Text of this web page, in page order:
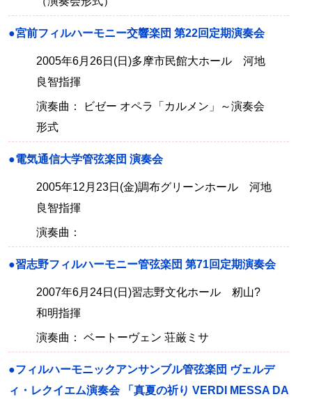
●宮前フィルハーモニー交響楽団 第22回定期演奏会
2005年6月26日(日)多摩市民館大ホール 河地
良智指揮
演奏曲： ビゼー オペラ「カルメン」～演奏会
形式
●電気通信大学管弦楽団 演奏会
2005年12月23日(金)調布グリーンホール 河地
良智指揮
演奏曲：
●習志野フィルハーモニー管弦楽団 第71回定期演奏会
2007年6月24日(日)習志野文化ホール 籾山?
和明指揮
演奏曲： ベートーヴェン 荘厳ミサ
●フィルハーモニックアンサンブル管弦楽団 ヴェルデ
ィ・レクイエム演奏会 「真夏の祈り VERDI MESSA DA